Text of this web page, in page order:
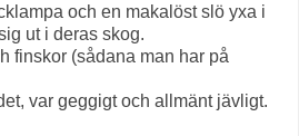
och en makalöst slö yxa i
ut i deras skog.
finskor (sådana man har på
var geggigt och allmänt jävligt.